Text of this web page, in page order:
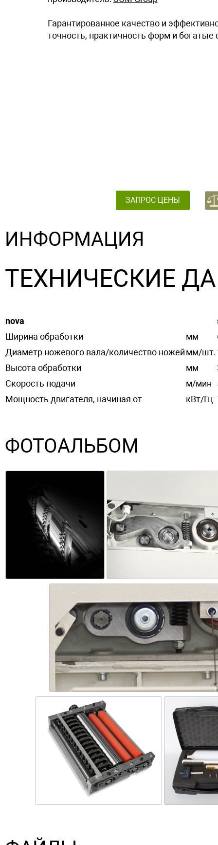
Гарантированное качество и
точность, практичность форм и
ЗАПРОС ЦЕНЫ
ИНФОРМАЦИЯ
ТЕХНИЧЕСКИЕ
nova
Ширина обработки
мм
Диаметр ножевого вала/количество ножеймм/шт.
Высота обработки
мм
Скорость подачи
м/мин
Мощность двигателя, начиная от
кВт/Гц
ФОТОАЛЬБОМ